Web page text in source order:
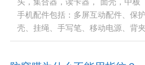
手机配件包括：多屏互动配件、保
壳、挂绳、手写笔、移动电源、背夹